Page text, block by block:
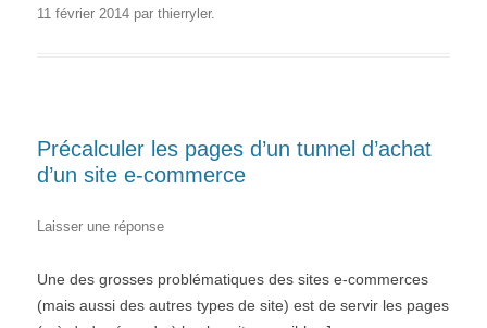
11 février 2014 par thierryler.
Précalculer les pages d’un tunnel d’achat
d’un site e-commerce
Laisser une réponse
Une des grosses problématiques des sites e-commerces
(mais aussi des autres types de site) est de servir les pages